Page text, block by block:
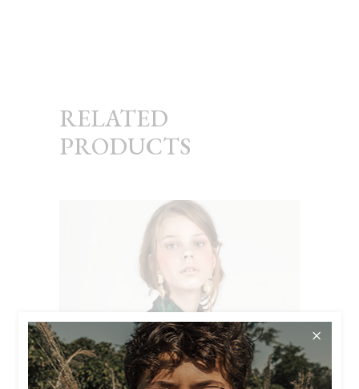
RELATED
PRODUCTS